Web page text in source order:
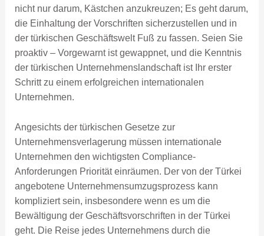
nicht nur darum, Kästchen anzukreuzen; Es geht darum,
die Einhaltung der Vorschriften sicherzustellen und in
der türkischen Geschäftswelt Fuß zu fassen. Seien Sie
proaktiv – Vorgewarnt ist gewappnet, und die Kenntnis
der türkischen Unternehmenslandschaft ist Ihr erster
Schritt zu einem erfolgreichen internationalen
Unternehmen.
Angesichts der türkischen Gesetze zur
Unternehmensverlagerung müssen internationale
Unternehmen den wichtigsten Compliance-
Anforderungen Priorität einräumen. Der von der Türkei
angebotene Unternehmensumzugsprozess kann
kompliziert sein, insbesondere wenn es um die
Bewältigung der Geschäftsvorschriften in der Türkei
geht. Die Reise jedes Unternehmens durch die